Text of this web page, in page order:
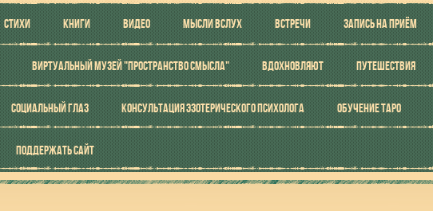
СТИХИ КНИГИ ВИДЕО МЫСЛИ ВСЛУХ ВСТРЕЧИ ЗАПИСЬ НА ПРИЁМ
ВИРТУАЛЬНЫЙ МУЗЕЙ "ПРОСТРАНСТВО СМЫСЛА" ВДОХНОВЛЯЮТ ПУТЕШЕСТВИЯ
СОЦИАЛЬНЫЙ ГЛАЗ КОНСУЛЬТАЦИЯ ЭЗОТЕРИЧЕСКОГО ПСИХОЛОГА ОБУЧЕНИЕ ТАРО
ПОДДЕРЖАТЬ САЙТ